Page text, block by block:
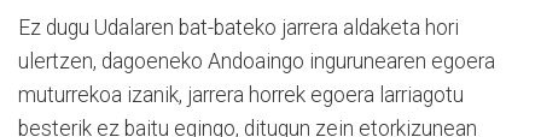
Ez dugu Udalaren bat-bateko jarrera aldaketa hori
ulertzen, dagoeneko Andoaingo ingurunearen egoera
muturrekoa izanik, jarrera horrek egoera larriagotu
besterik ez baitu egingo, ditugun zein etorkizunean